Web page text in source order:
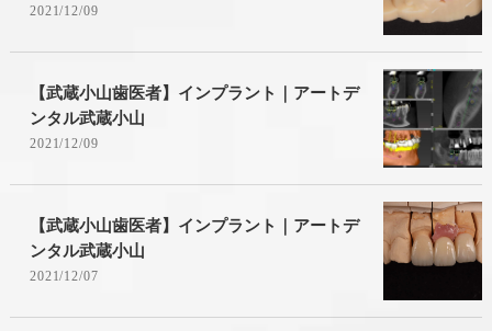
2021/12/09
【武蔵小山歯医者】インプラント｜アートデ
ンタル武蔵小山
2021/12/09
【武蔵小山歯医者】インプラント｜アートデ
ンタル武蔵小山
2021/12/07